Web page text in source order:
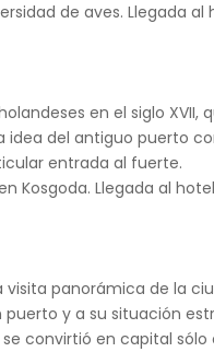
de aves. Llegada al
en el siglo XVII,
idea del antiguo puerto
entrada al fuerte.
Kosgoda. Llegada al
panorámica de la
y a su situación
convirtió en capital sólo